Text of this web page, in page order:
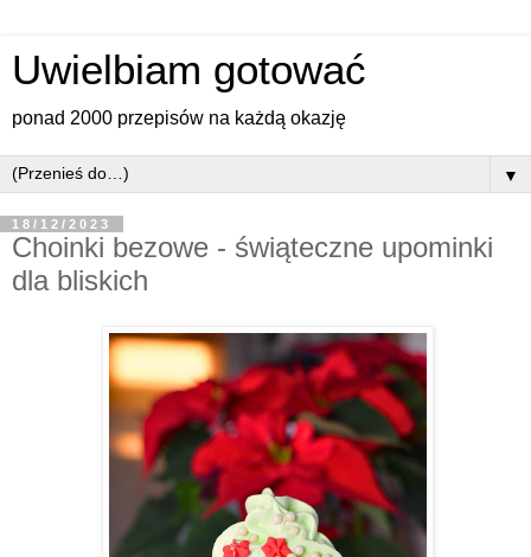
Uwielbiam gotować
ponad 2000 przepisów na każdą okazję
▼
18/12/2023
Choinki bezowe - świąteczne upominki
dla bliskich